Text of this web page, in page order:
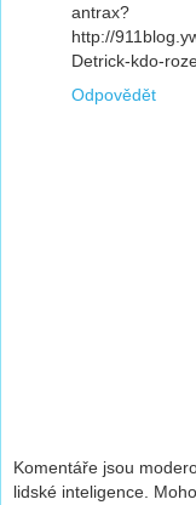
antrax?
http://
Detrick-kdo-
Odpovědět
Komentáře jsou
lidské inteligence.